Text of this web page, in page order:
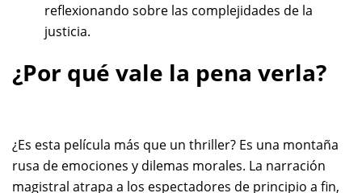
reflexionando sobre las complejidades de la
justicia.
¿Por qué vale la pena verla?
¿Es esta película más que un thriller? Es una montaña
rusa de emociones y dilemas morales. La narración
magistral atrapa a los espectadores de principio a fin,